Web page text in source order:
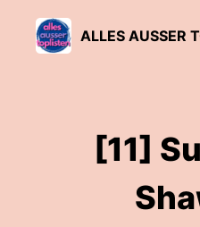
ALLES AUSSER
[11]